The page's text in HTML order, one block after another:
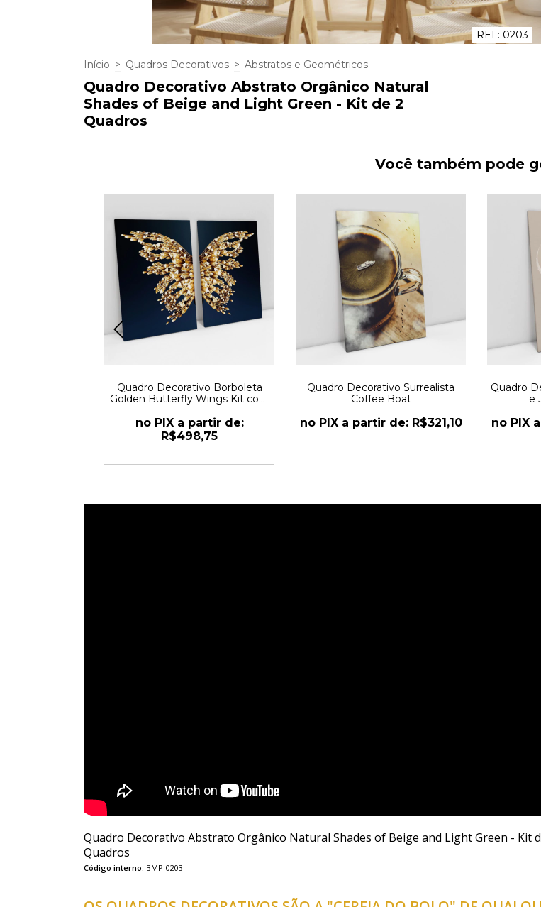
REF: 0203
Início > Quadros Decorativos > Abstratos e Geométricos
Quadro Decorativo Abstrato Orgânico Natural
Shades of Beige and Light Green - Kit de 2
Quadros
Você também pode
Quadro Decorativo Borboleta
Golden Butterfly Wings Kit com
no PIX a partir de:
R$498,75
Quadro Decorativo Surrealista
Coffee Boat
no PIX a partir de: R$321,10
Quadro
e
no PIX
Quadro Decorativo Abstrato Orgânico Natural Shades of Beige and Light Green - Kit
Quadros
Código interno: BMP-0203